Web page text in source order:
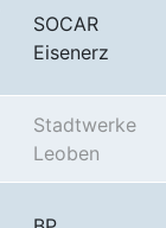
SOCAR
Eisenerz
Stadtwerke
Leoben